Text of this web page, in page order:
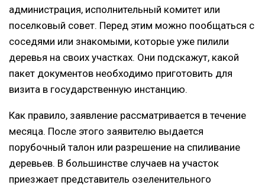
администрация, исполнительный комитет или
поселковый совет. Перед этим можно пообщаться с
соседями или знакомыми, которые уже пилили
деревья на своих участках. Они подскажут, какой
пакет документов необходимо приготовить для
визита в государственную инстанцию.
Как правило, заявление рассматривается в течение
месяца. После этого заявителю выдается
порубочный талон или разрешение на спиливание
деревьев. В большинстве случаев на участок
приезжает представитель озеленительного